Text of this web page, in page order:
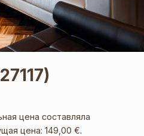
цена составляла
цена: 149,00 €.